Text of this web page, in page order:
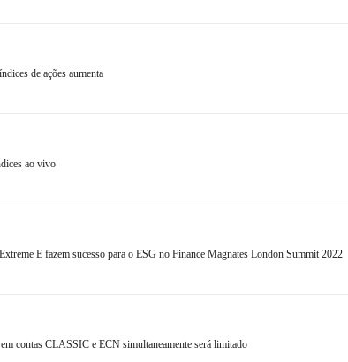
de ações aumenta
ao vivo
E fazem sucesso para o ESG no Finance Magnates London Summit 2022
contas CLASSIC e ECN simultaneamente será limitado